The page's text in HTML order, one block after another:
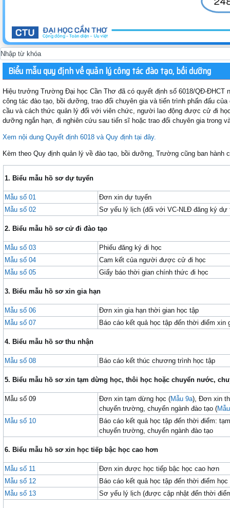
Biểu mẫu quy định về quản lý công tác đào tạo, bồi dưỡng
Hiệu trưởng Trường Đại học Cần Thơ đã có quyết định số 6018/QĐ-ĐHCT
công tác đào tạo, bồi dưỡng, trao đổi chuyên gia và tiến trình phấn đấu
cầu và cách thức quản lý đối với viên chức, người lao động được cử đi
dưỡng ngắn hạn, đi nghiên cứu sau tiến sĩ hoặc trao đổi chuyên gia trong
Xem nội dung Quyết định 6018 và Quy định tại đây.
Kèm theo Quy định quản lý về đào tạo, bồi dưỡng, Trường cũng ban hành
1. Biểu mẫu hồ sơ dự tuyển
Mẫu số 01
Đơn xin dự tuyển
Mẫu số 02
Sơ yếu lý lịch (đối với VC-NLĐ đăng ký dự
2. Biểu mẫu hồ sơ cử đi đào tạo
Mẫu số 03
Phiếu đăng ký đi học
Mẫu số 04
Cam kết của người được cử đi học
Mẫu số 05
Giấy báo thời gian chính thức đi học
3. Biểu mẫu hồ sơ xin gia hạn
Mẫu số 06
Đơn xin gia hạn thời gian học tập
Mẫu số 07
Báo cáo kết quả học tập đến thời điểm xin
4. Biểu mẫu hồ sơ thu nhận
Mẫu số 08 Báo cáo kết thúc chương trình học tập
5. Biểu mẫu hồ sơ xin tạm dừng học, thôi học hoặc chuyển nước,
Mẫu số 09 Đơn xin tạm dừng học (Mẫu 9a), Đơn xin
chuyển trường, chuyển ngành đào tạo (
Mẫu số 10
Báo cáo kết quả học tập đến thời điểm:
chuyển trường, chuyển ngành đào tạo
6. Biểu mẫu hồ sơ xin học tiếp bậc học cao hơn
Mẫu số 11
Đơn xin được học tiếp bậc học cao hơn
Mẫu số 12
Báo cáo kết quả học tập đến thời điểm
Mẫu số 13
Sơ yếu lý lịch (được cập nhật đến thời